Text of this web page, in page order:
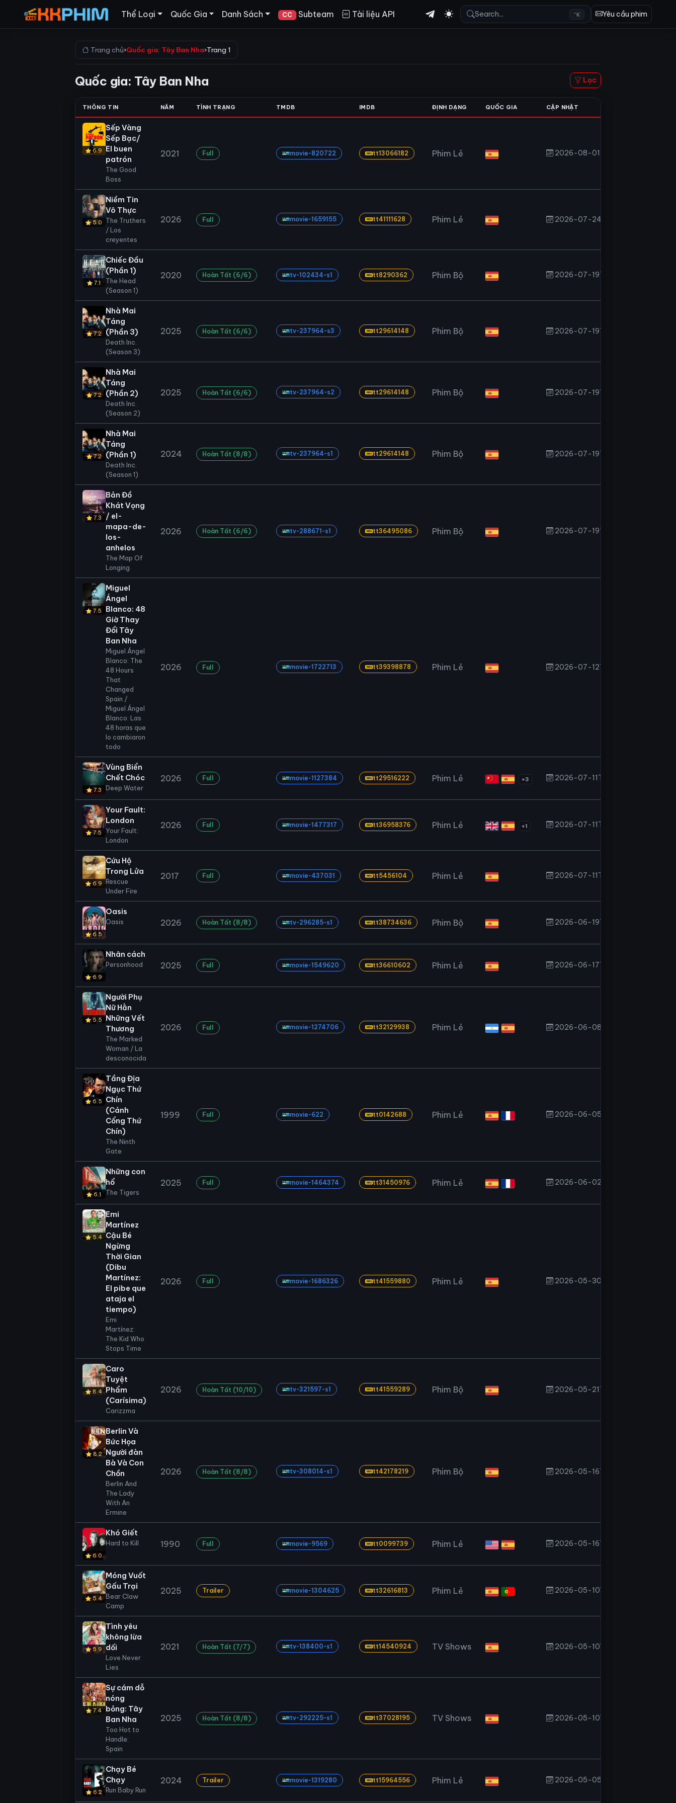
Thể Loại Quốc Gia Danh Sách CC Subteam Tài liệu API Search... ^K Yêu cầu phim
Trang chủ›Quốc gia: Tây Ban Nha›Trang 1
Quốc gia: Tây Ban Nha Lọc
THÔNG TIN NĂM TÌNH TRẠNG TMDB IMDB ĐỊNH DẠNG QUỐC GIA CẬP NHẬT
6.9
Sếp Vàng
Sếp Bạc/
El buen
patrón
The Good
Boss
2021 Full movie-820722 tt13066182 Phim Lẻ 2026-08-01T13:23:36.816Z
5.0
Niềm Tin
Vô Thực
The Truthers
/ Los
creyentes
2026 Full movie-1659155 tt41111628 Phim Lẻ 2026-07-24T22:56:24.729Z
7.1
Chiếc Đầu
(Phần 1)
The Head
(Season 1)
2020 Hoàn Tất (6/6) tv-102434-s1 tt8290362 Phim Bộ 2026-07-19T09:30:34.833Z
7.2
Nhà Mai
Táng
(Phần 3)
Death Inc.
(Season 3)
2025 Hoàn Tất (6/6) tv-237964-s3 tt29614148 Phim Bộ 2026-07-19T08:51:01.729Z
7.2
Nhà Mai
Táng
(Phần 2)
Death Inc.
(Season 2)
2025 Hoàn Tất (6/6) tv-237964-s2 tt29614148 Phim Bộ 2026-07-19T08:50:14.657Z
7.2
Nhà Mai
Táng
(Phần 1)
Death Inc.
(Season 1)
2024 Hoàn Tất (8/8) tv-237964-s1 tt29614148 Phim Bộ 2026-07-19T08:49:27.200Z
7.3
Bản Đồ
Khát Vọng
/ el-
mapa-de-
los-
anhelos
The Map Of
Longing
2026 Hoàn Tất (6/6) tv-288671-s1 tt36495086 Phim Bộ 2026-07-19T08:41:42.208Z
7.5
Miguel
Ángel
Blanco: 48
Giờ Thay
Đổi Tây
Ban Nha
Miguel Ángel
Blanco: The
48 Hours
That
Changed
Spain /
Miguel Ángel
Blanco: Las
48 horas que
lo cambiaron
todo
2026 Full movie-1722713 tt39398878 Phim Lẻ 2026-07-12T08:55:41.899Z
7.3
Vùng Biển
Chết Chóc
Deep Water
2026 Full movie-1127384 tt29516222 Phim Lẻ +3 2026-07-11T18:05:13.627Z
7.5
Your Fault:
London
Your Fault:
London
2026 Full movie-1477317 tt36958376 Phim Lẻ +1 2026-07-11T18:03:46.393Z
6.9
Cứu Hộ
Trong Lửa
Rescue
Under Fire
2017 Full movie-437031 tt5456104 Phim Lẻ 2026-07-11T17:39:13.651Z
6.5
Oasis
Oasis 2026 Hoàn Tất (8/8) tv-296285-s1 tt38734636 Phim Bộ 2026-06-19T17:11:55.000Z
6.9
Nhân cách
Personhood 2025 Full movie-1549620 tt36610602 Phim Lẻ 2026-06-17T07:48:30.000Z
5.5
Người Phụ
Nữ Hằn
Những Vết
Thương
The Marked
Woman / La
desconocida
2026 Full movie-1274706 tt32129938 Phim Lẻ 2026-06-08T23:54:19.000Z
6.5
Tầng Địa
Ngục Thứ
Chín
(Cánh
Cổng Thứ
Chín)
The Ninth
Gate
1999 Full movie-622 tt0142688 Phim Lẻ 2026-06-05T18:10:45.000Z
6.1
Những con
hổ
The Tigers
2025 Full movie-1464374 tt31450976 Phim Lẻ 2026-06-02T21:20:25.000Z
5.4
Emi
Martínez
Cậu Bé
Ngừng
Thời Gian
(Dibu
Martínez:
El pibe que
ataja el
tiempo)
Emi
Martínez:
The Kid Who
Stops Time
2026 Full movie-1686326 tt41559880 Phim Lẻ 2026-05-30T17:40:10.000Z
8.4
Caro
Tuyệt
Phẩm
(Carísima)
Carizzma
2026 Hoàn Tất (10/10) tv-321597-s1 tt41559289 Phim Bộ 2026-05-21T08:37:27.000Z
8.2
Berlin Và
Bức Họa
Người đàn
Bà Và Con
Chồn
Berlin And
The Lady
With An
Ermine
2026 Hoàn Tất (8/8) tv-308014-s1 tt42178219 Phim Bộ 2026-05-16T18:23:24.000Z
6.0
Khó Giết
Hard to Kill 1990 Full movie-9569 tt0099739 Phim Lẻ 2026-05-16T18:16:34.000Z
5.4
Móng Vuốt
Gấu Trại
Bear Claw
Camp
2025 Trailer movie-1304625 tt32616813 Phim Lẻ 2026-05-10T19:06:47.000Z
5.9
Tình yêu
không lừa
dối
Love Never
Lies
2021 Hoàn Tất (7/7) tv-138400-s1 tt14540924 TV Shows 2026-05-10T02:42:02.000Z
7.4
Sự cám dỗ
nóng
bỏng: Tây
Ban Nha
Too Hot to
Handle:
Spain
2025 Hoàn Tất (8/8) tv-292225-s1 tt37028195 TV Shows 2026-05-10T01:26:48.000Z
6.2
Chạy Bé
Chạy
Run Baby Run
2024 Trailer movie-1319280 tt15964556 Phim Lẻ 2026-05-05T18:06:02.000Z